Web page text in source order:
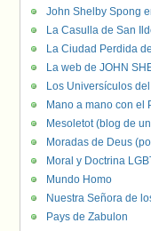
John Shelby Spong
La Casulla de San
La Ciudad Perdida
La web de JOHN
Los Universículos
Mano a mano con el
Mesoletot (blog de
Moradas de Deus
Moral y Doctrina
Mundo Homo
Nuestra Señora de
Pays de Zabulon